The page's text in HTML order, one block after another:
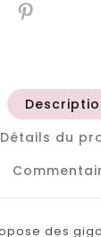
Détails du
des